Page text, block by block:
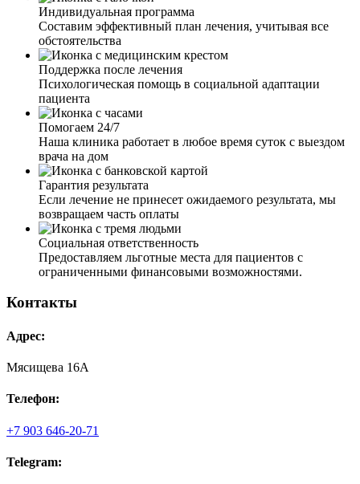
Индивидуальная программа
Составим эффективный план лечения, учитывая все
обстоятельства
Поддержка после лечения
Психологическая помощь в социальной адаптации
пациента
Помогаем 24/7
Наша клиника работает в любое время суток с выездом
врача на дом
Гарантия результата
Если лечение не принесет ожидаемого результата, мы
возвращаем часть оплаты
Социальная ответственность
Предоставляем льготные места для пациентов с
ограниченными финансовыми возможностями.
Контакты
Адрес:
Мясищева 16А
Телефон:
+7 903 646-20-71
Telegram: